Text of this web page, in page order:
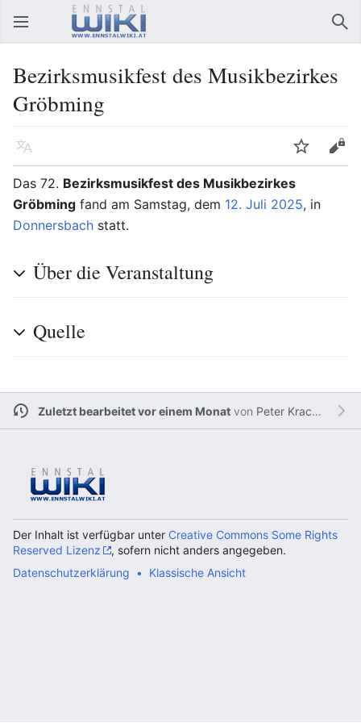
Hauptmenü öffnen
Bezirksmusikfest des Musikbezirkes
Gröbming
Sprache Beobachten
Bearbeiten
Das 72. Bezirksmusikfest des Musikbezirkes
Gröbming fand am Samstag, dem 12. Juli 2025, in
Donnersbach statt.
Über die Veranstaltung
Quelle
Zuletzt bearbeitet vor einem Monatvon Peter Krackowizer
Der Inhalt ist verfügbar unter Creative Commons Some Rights
Reserved Lizenz
, sofern nicht anders angegeben.
Datenschutzerklärung
Klassische Ansicht